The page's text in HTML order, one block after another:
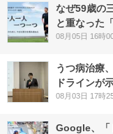
なぜ59歳の
と重なった
08月05日 16時
うつ病治療
ドラインが
08月03日 17時
Google、「